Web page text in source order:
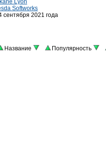
Lyon
Softworks
сентября 2021 года
Название Популярность